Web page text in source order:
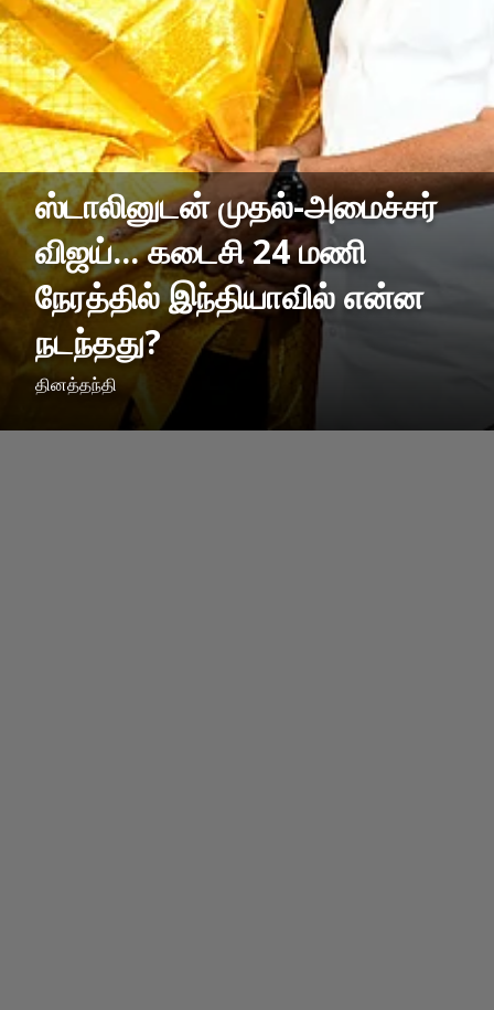
ஸ்டாலினுடன் முதல்-அமைச்சர்
விஜய்... கடைசி 24 மணி
நேரத்தில் இந்தியாவில் என்ன
நடந்தது?
தினத்தந்தி